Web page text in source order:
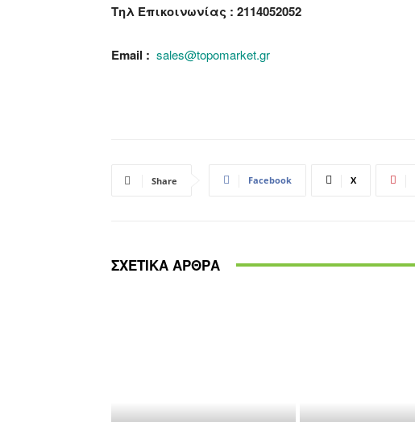
Τηλ Επικοινωνίας : 2114052052
Email : sales@topomarket.gr
Share Facebook X
ΣΧΕΤΙΚΑ ΑΡΘΡΑ